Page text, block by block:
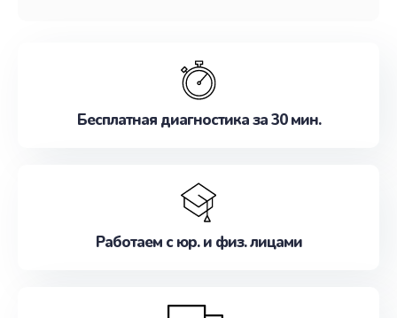
Бесплатная диагностика за 30 мин.
Работаем с юр. и физ. лицами